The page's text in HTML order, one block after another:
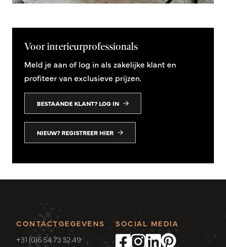
Voor interieurprofessionals
Meld je aan of log in als zakelijke klant en
profiteer van exclusieve prijzen.
BESTAANDE KLANT? LOG IN
NIEUW? REGISTREER HIER
CONTACTGEGEVENS
+31 (0)6 54 73 32 49
SOCIAL MEDIA